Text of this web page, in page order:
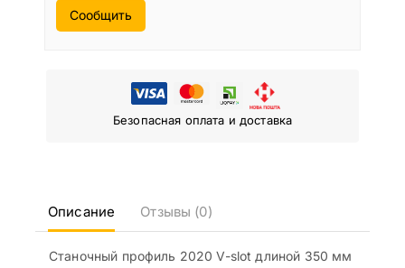
Сообщить
Безопасная оплата и доставка
Описание Отзывы (0)
Станочный профиль 2020 V-slot длиной 350 мм